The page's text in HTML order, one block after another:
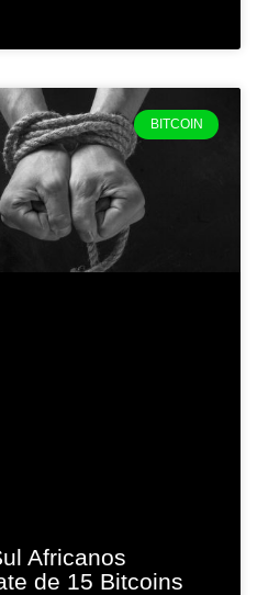
BITCOIN
Africanos
de 15 Bitcoins